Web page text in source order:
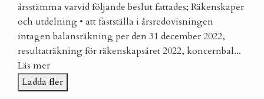
årsstämma varvid följande beslut fattades; Räkenskaper
och utdelning • att fastställa i årsredovisningen
intagen balansräkning per den 31 december 2022,
resultaträkning för räkenskapsåret 2022, koncernbal...
Läs mer
Ladda fler